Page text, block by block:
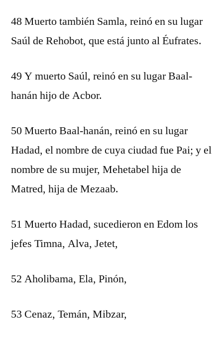
48 Muerto también Samla, reinó en su lugar
Saúl de Rehobot, que está junto al Éufrates.
49 Y muerto Saúl, reinó en su lugar Baal-
hanán hijo de Acbor.
50 Muerto Baal-hanán, reinó en su lugar
Hadad, el nombre de cuya ciudad fue Pai; y el
nombre de su mujer, Mehetabel hija de
Matred, hija de Mezaab.
51 Muerto Hadad, sucedieron en Edom los
jefes Timna, Alva, Jetet,
52 Aholibama, Ela, Pinón,
53 Cenaz, Temán, Mibzar,